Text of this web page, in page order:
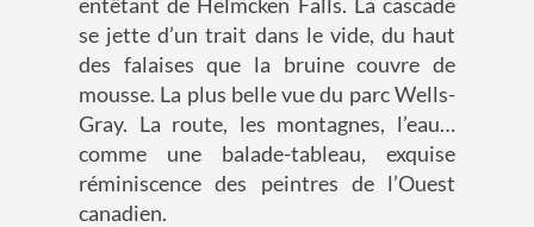
se jette d’un trait dans le vide, du haut
des falaises que la bruine couvre de
mousse. La plus belle vue du parc Wells-
Gray. La route, les montagnes, l’eau…
comme une balade-tableau, exquise
réminiscence des peintres de l’Ouest
canadien.